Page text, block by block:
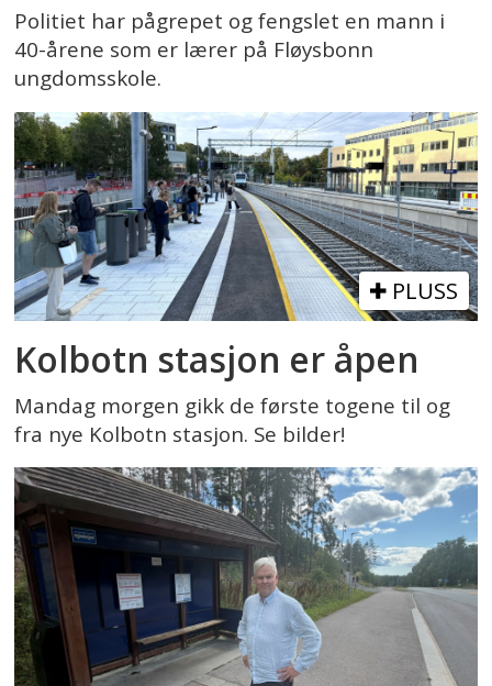
Politiet har pågrepet og fengslet en mann i
40-årene som er lærer på Fløysbonn
ungdomsskole.
PLUSS
Kolbotn stasjon er åpen
Mandag morgen gikk de første togene til og
fra nye Kolbotn stasjon. Se bilder!